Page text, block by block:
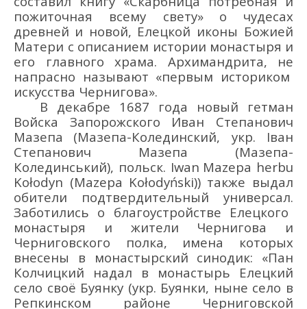
пожиточная всему свету»
о чудесах
древней и новой, Елецкой иконы Божией
Матери с описанием истории монастыря и
его главного храма. Архимандрита, не
напрасно называют «первым историком
искусства Чернигова».
В декабре 1687 года новый гетман
Войска Запорожского Иван Степанович
Мазепа (Мазепа-Колединский, укр. Іван
Степанович Мазепа (Мазепа-
Колединський), польск. Iwan Mazepa herbu
Kołodyn (Mazepa Kołodyński)) также выдал
обители подтвердительный универсал.
Заботились о благоустройстве Елецкого
монастыря и жители Чернигова и
Черниговского полка, имена которых
внесены в монастырский синодик: «Пан
Колчицкий надал в монастырь Елецкий
село своё Буянку (укр. Буянки, ныне село в
Репкинском районе Черниговской